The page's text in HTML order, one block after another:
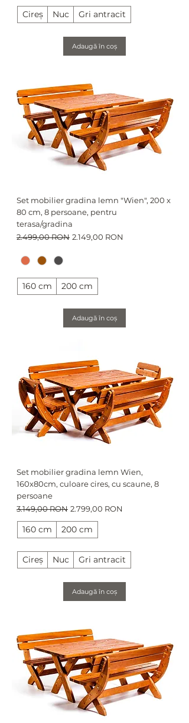
Cireș Nuc Gri antracit
Adaugă în coș
Set mobilier gradina lemn "Wien", 200 x
80 cm, 8 persoane, pentru
terasa/gradina
Preț normal
2.499,00 RON Preț redus
2.149,00 RON
160 cm 200 cm
Adaugă în coș
Set mobilier gradina lemn Wien,
160x80cm, culoare cires, cu scaune, 8
persoane
Preț normal
3.149,00 RON Preț redus
2.799,00 RON
160 cm 200 cm
Cireș Nuc Gri antracit
Adaugă în coș